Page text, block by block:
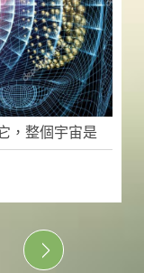
，整個宇宙是